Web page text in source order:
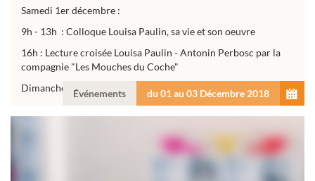
Samedi 1er décembre :
9h - 13h : Colloque Louisa Paulin, sa vie et son oeuvre
16h : Lecture croisée Louisa Paulin - Antonin Perbosc par la
compagnie "Les Mouches du Coche"
Dimanche 2 décembre...
Événements du 01 au 03 Décembre 2018